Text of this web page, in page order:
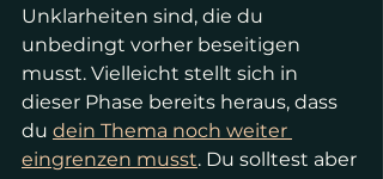
Unklarheiten sind, die du
unbedingt vorher beseitigen
musst. Vielleicht stellt sich in
dieser Phase bereits heraus, dass
du dein Thema noch weiter
eingrenzen musst. Du solltest aber